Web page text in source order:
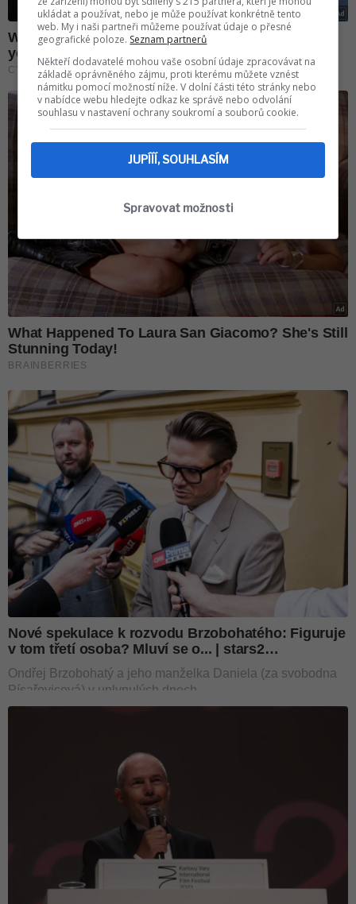
ukládat a používat, nebo je může používat konkrétně tento
web. My i naši partneři můžeme používat údaje o přesné
geografické poloze. Seznam partnerů
Někteří dodavatelé mohou vaše osobní údaje zpracovávat na
základě oprávněného zájmu, proti kterému můžete vznést
námitku pomocí možností níže. V dolní části této stránky nebo
v nabídce webu hledejte odkaz ke správě nebo odvolání
souhlasu v nastavení ochrany soukromí a souborů cookie.
JUPÍÍÍ, SOUHLASÍM
Spravovat možnosti